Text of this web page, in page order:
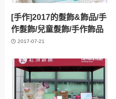
[手作]2017的髮飾&飾品/手
作髮飾/兒童髮飾/手作飾品
2017-07-21